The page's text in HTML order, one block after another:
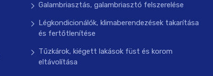
Galambriasztás, galambriasztó felszerelése
Légkondicionálók, klimaberendezések takarítása
és fertőtlenítése
Tűzkárok, kiégett lakások füst és korom
eltávolítása